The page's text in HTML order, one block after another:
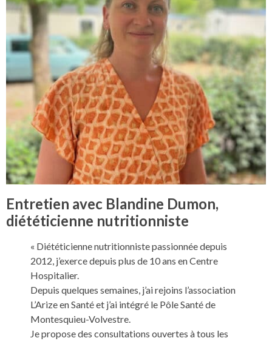
Entretien avec Blandine Dumon,
diététicienne nutritionniste
« Diététicienne nutritionniste passionnée depuis
2012, j’exerce depuis plus de 10 ans en Centre
Hospitalier.
Depuis quelques semaines, j’ai rejoins l’association
L’Arize en Santé et j’ai intégré le Pôle Santé de
Montesquieu-Volvestre.
Je propose des consultations ouvertes à tous les